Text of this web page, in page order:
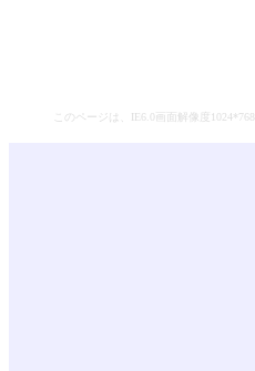
このページは、 IE6.0 画面解像度 1024*768